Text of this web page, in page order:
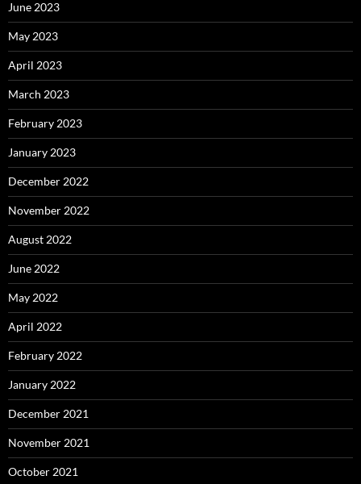
June 2023
May 2023
April 2023
March 2023
February 2023
January 2023
December 2022
November 2022
August 2022
June 2022
May 2022
April 2022
February 2022
January 2022
December 2021
November 2021
October 2021